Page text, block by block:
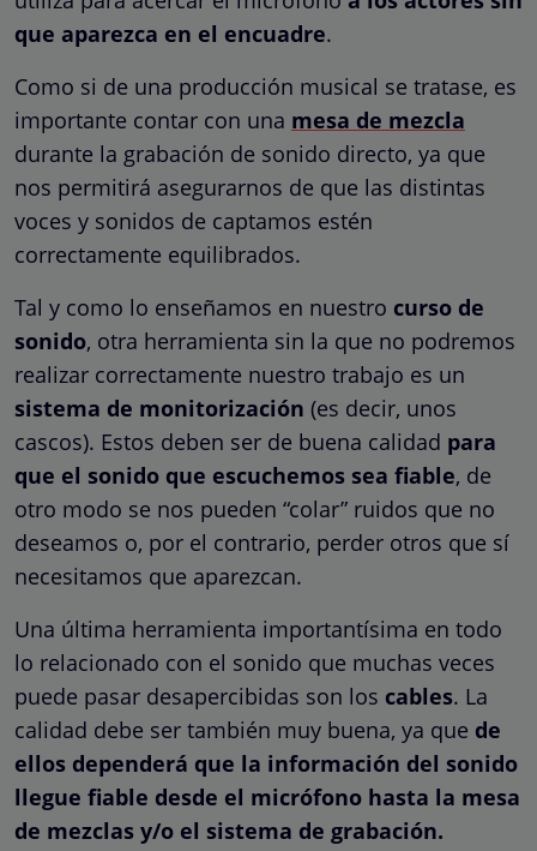
que aparezca en el encuadre.
Como si de una producción musical se tratase, es
importante contar con una mesa de mezcla
durante la grabación de sonido directo, ya que
nos permitirá asegurarnos de que las distintas
voces y sonidos de captamos estén
correctamente equilibrados.
Tal y como lo enseñamos en nuestro curso de
sonido, otra herramienta sin la que no podremos
realizar correctamente nuestro trabajo es un
sistema de monitorización (es decir, unos
cascos). Estos deben ser de buena calidad para
que el sonido que escuchemos sea fiable, de
otro modo se nos pueden “colar” ruidos que no
deseamos o, por el contrario, perder otros que sí
necesitamos que aparezcan.
Una última herramienta importantísima en todo
lo relacionado con el sonido que muchas veces
puede pasar desapercibidas son los cables. La
calidad debe ser también muy buena, ya que de
ellos dependerá que la información del sonido
llegue fiable desde el micrófono hasta la mesa
de mezclas y/o el sistema de grabación.